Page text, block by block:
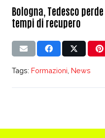
Bologna, Tedesco
tempi di recupero
Tags: Formazioni News